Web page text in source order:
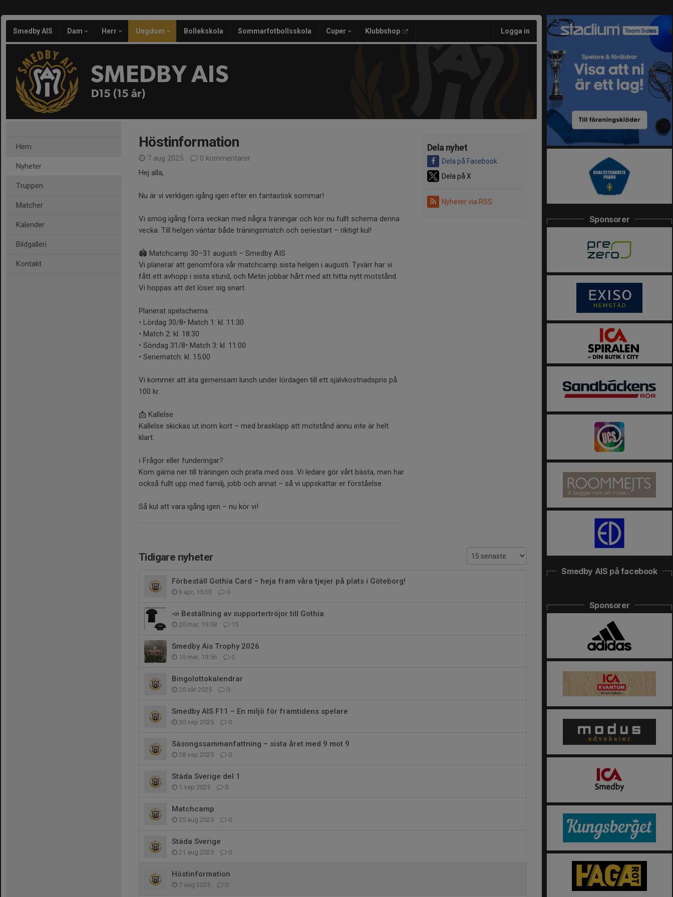
Smedby AIS Dam Herr Ungdom Bollekskola Sommarfotbollsskola Cuper Klubbshop Logga in
SMEDBY AIS
D15 (15 år)
Hem
Nyheter
Truppen
Matcher
Kalender
Bildgalleri
Kontakt
Dela nyhet
Dela på Facebook
Dela på X
Nyheter via RSS
Höstinformation
7 aug 2025
0 kommentarer
Hej alla,
Nu är vi verkligen igång igen efter en fantastisk sommar!
Vi smög igång förra veckan med några träningar och kör nu fullt schema denna
vecka. Till helgen väntar både träningsmatch och seriestart – riktigt kul!
🏟️ Matchcamp 30–31 augusti – Smedby AIS
Vi planerar att genomföra vår matchcamp sista helgen i augusti. Tyvärr har vi
fått ett avhopp i sista stund, och Metin jobbar hårt med att hitta nytt motstånd.
Vi hoppas att det löser sig snart.
Planerat spelschema:
• Lördag 30/8• Match 1: kl. 11:30
• Match 2: kl. 18:30
• Söndag 31/8• Match 3: kl. 11:00
• Seriematch: kl. 15:00
Vi kommer att äta gemensam lunch under lördagen till ett självkostnadspris på
100 kr.
📩 Kallelse
Kallelse skickas ut inom kort – med brasklapp att motstånd ännu inte är helt
klart.
ℹ️ Frågor eller funderingar?
Kom gärna ner till träningen och prata med oss. Vi ledare gör vårt bästa, men har
också fullt upp med familj, jobb och annat – så vi uppskattar er förståelse.
Så kul att vara igång igen – nu kör vi!
Tidigare nyheter
Förbeställ Gothia Card – heja fram våra tjejer på plats i Göteborg!
6 apr, 15:03 0
📣 Beställning av supportertröjor till Gothia
20 mar, 19:58 15
Smedby Ais Trophy 2026
15 mar, 19:56 0
Bingolottokalendrar
20 okt 2025 0
Smedby AIS F11 – En miljö för framtidens spelare
30 sep 2025 0
Säsongssammanfattning – sista året med 9 mot 9
28 sep 2025 0
Städa Sverige del 1
1 sep 2025 0
Matchcamp
25 aug 2025 0
Städa Sverige
21 aug 2025 0
Höstinformation
7 aug 2025 0
Sponsorer
Smedby AIS på facebook
Sponsorer